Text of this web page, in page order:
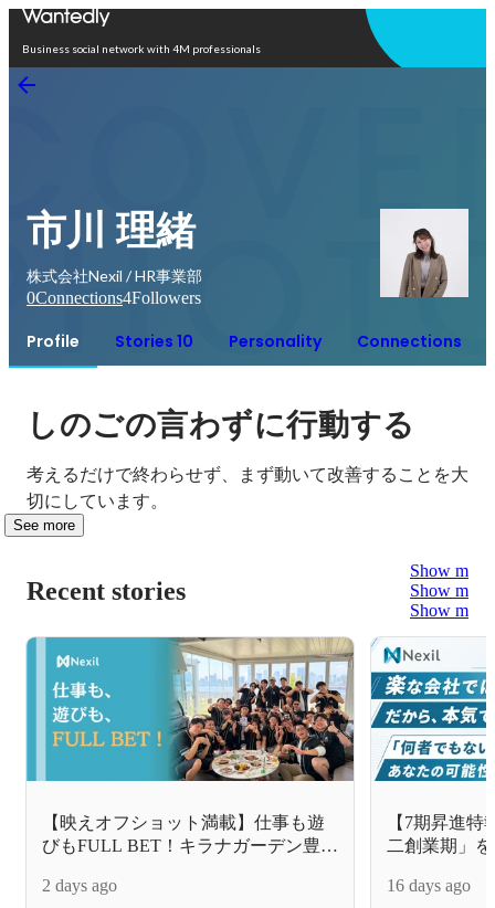
Business social network with 4M professionals
市川 理緒
株式会社Nexil / HR事業部
0Connections4Followers
Profile Stories 10 Personality Connections
しのごの言わずに行動する
考えるだけで終わらせず、まず動いて改善することを大
切にしています。
See more
Recent stories
Show more
Show more
Show more
【映えオフショット満載】仕事も遊
びもFULL BET！キラナガーデン豊洲
☀️🥩🥂
2 days ago
【7期昇進
二創業期」
16 days ago